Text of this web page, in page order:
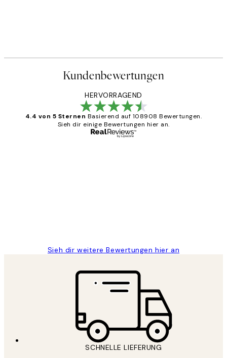
Kundenbewertungen
HERVORRAGEND
4.4 von 5 Sternen Basierend auf 108908 Bewertungen.
Sieh dir einige Bewertungen hier an.
Sieh dir weitere Bewertungen hier an
SCHNELLE LIEFERUNG